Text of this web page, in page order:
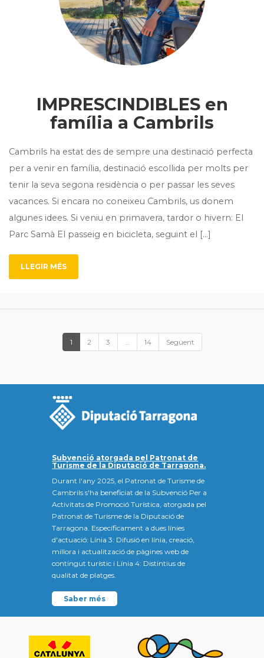
IMPRESCINDIBLES en
família a Cambrils
Cambrils ha estat des de sempre una destinació perfecta
per a venir en família, destinació escollida per molts per
tenir la seva segona residència o per passar les seves
vacances. Si encara no coneixeu Cambrils, us donem
algunes idees. Si veniu en primavera, tardor o hivern: El
Parc Samà El passeig en bicicleta, seguint el […]
LLEGIR MÉS
1 2 3 … 14 Següent
Subvenció atorgada pel Patronat de
Turisme de la Diputació de Tarragona.
Durant l'any 2025, el Patronat de Turisme de
Cambrils s'ha beneficiat de la Subvenció Per a
Activitats de Promoció Turística, atorgada pel
Patronat de Turisme de la Diputació de
Tarragona. Específicament a dues línies
d'actuació: Línia 3: Difusió en línia, creació,
millora i actualització de pàgines web de
contingut turístic i Línia 4: Distintius de
qualitat de platges.
Saber més